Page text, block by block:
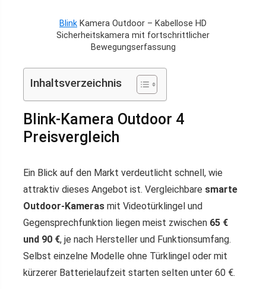
Blink Kamera Outdoor – Kabellose HD
Sicherheitskamera mit fortschrittlicher
Bewegungserfassung
Inhaltsverzeichnis
Blink-Kamera Outdoor 4
Preisvergleich
Ein Blick auf den Markt verdeutlicht schnell, wie
attraktiv dieses Angebot ist. Vergleichbare smarte
Outdoor-Kameras mit Videotürklingel und
Gegensprechfunktion liegen meist zwischen 65 €
und 90 €, je nach Hersteller und Funktionsumfang.
Selbst einzelne Modelle ohne Türklingel oder mit
kürzerer Batterielaufzeit starten selten unter 60 €.